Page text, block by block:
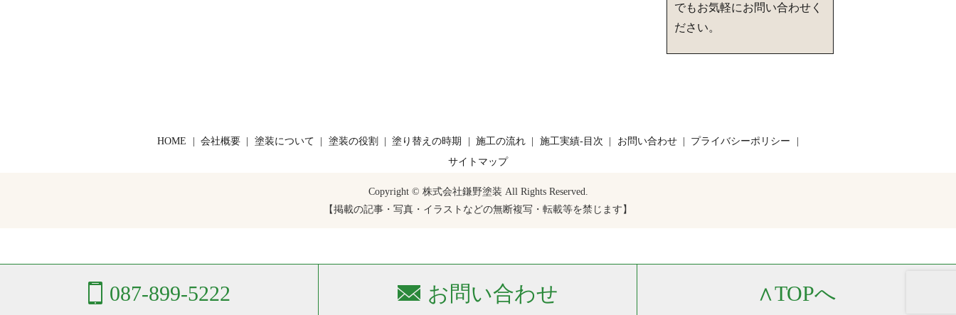
でもお気軽にお問い合わせく
ださい。
087-899-5222 お問い合わせ ∧TOPへ
HOME 会社概要 塗装について 塗装の役割 塗り替えの時期 施工の流れ 施工実績-目次 お問い合わせ
プライバシーポリシー
サイトマップ
Copyright © 株式会社鎌野塗装 All Rights Reserved.
【掲載の記事・写真・イラストなどの無断複写・転載等を禁じます】